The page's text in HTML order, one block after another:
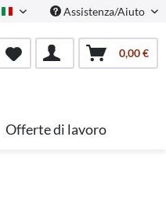
Italian Assistenza/Aiuto
0,00 €
Offerte di lavoro